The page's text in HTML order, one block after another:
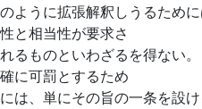
のように拡張解釈しうるため
性と相当性が要求さ
れるものといわざるを得ない
確に可罰とするため
には、単にその旨の一条を設